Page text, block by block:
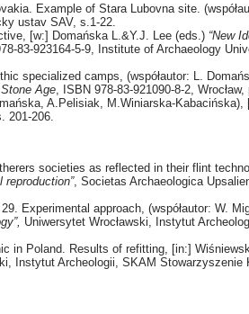
Example of Stara Lubovna site.
ustav SAV, s.1-22.
[w:] Domańska L.&Y.J. Lee (eds.) “New
83-923164-5-9, Institute of Archaeology
specialized camps, (współautor: L.
Age , ISBN 978-83-921090-8-2, Wrocław,
A.Pelisiak, M.Winiarska-
201-206.
societies as reflected in their flint
reproduction”, Societas Archaeologica
Experimental approach, (współautor: W.
Uniwersytet Wrocławski, Instytut
in Poland. Results of refitting, [in:]
Instytut Archeologii, SKAM Stowarzyszenie